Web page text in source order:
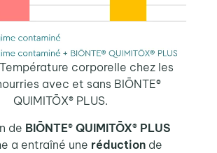
Température corporelle chez les
avec et sans BIŌNTE®
QUIMITŌX® PLUS.
de BIŌNTE® QUIMITŌX® PLUS
a entraîné une réductionde